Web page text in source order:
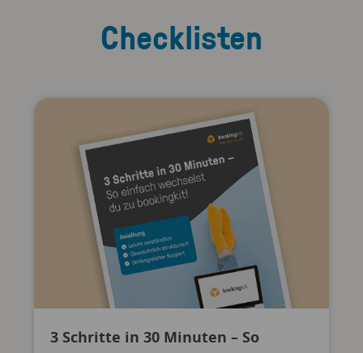
Checklisten
3 Schritte in 30 Minuten – So